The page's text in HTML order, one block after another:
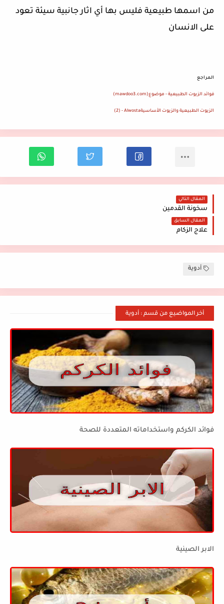
من اسمها طبيعية فليس بها أي اثار جانبية سيئة تعود
على الانسان
المراجع
فوائد الزيوت الطبيعية - موضوع(mawdoo3.com)
الزيوت الطبيعية والزيوت الأساسية(2) - Alwosta
المقال التالي
سخونة القدمين
المقال السابق
علاج الزكام
أدوية
أخر المواضيع من قسم : أدوية
فوائد الكركم واستخداماته المتعددة للصحة
الابر الصينية